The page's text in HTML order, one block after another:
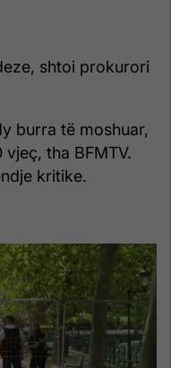
shtoi prokurori
burra të moshuar,
tha BFMTV.
kritike.